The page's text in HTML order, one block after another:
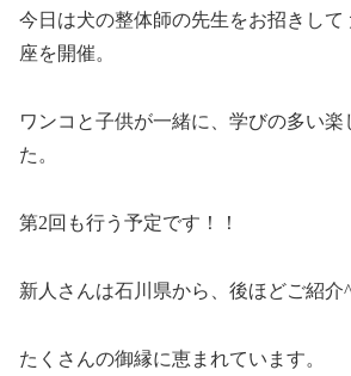
今日は犬の整体師の先生をお招きして
座を開催。
ワンコと子供が一緒に、学びの多い楽
た。
第2回も行う予定です！！
新人さんは石川県から、後ほどご紹介
たくさんの御縁に恵まれています。